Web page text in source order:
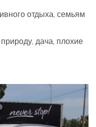
отдыха, семьям
дача, плохие